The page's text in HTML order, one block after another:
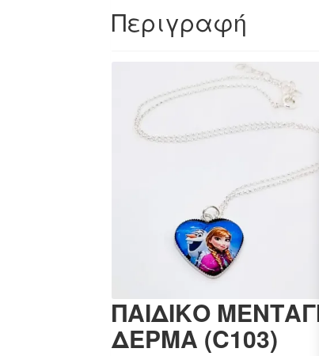
(C103)
ποσότητα
Περιγραφή
ΠΑΙΔΙΚΟ
ΔΕΡΜΑ (C103)